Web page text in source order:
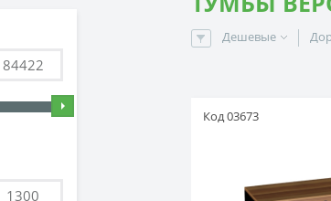
Дешевые
Код 03673